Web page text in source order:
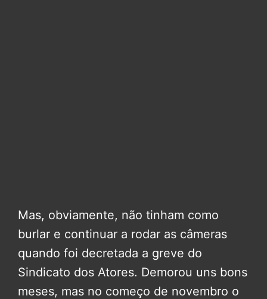
Mas, obviamente, não tinham como
burlar e continuar a rodar as câmeras
quando foi decretada a greve do
Sindicato dos Atores. Demorou uns bons
meses, mas no começo de novembro o